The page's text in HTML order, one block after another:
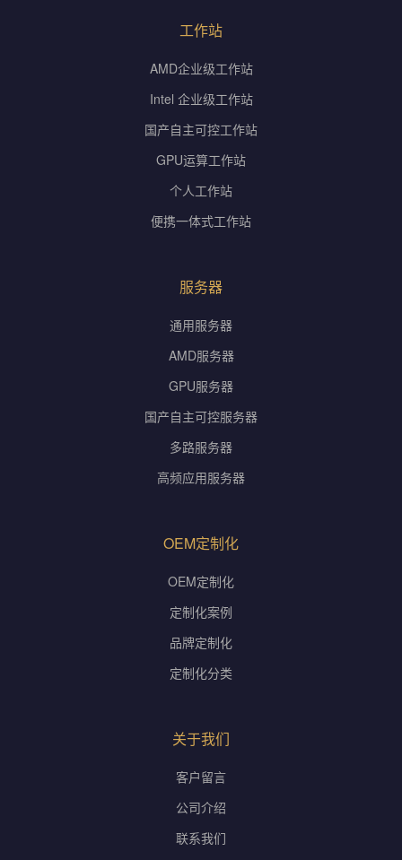
工作站
AMD企业级工作站
Intel 企业级工作站
国产自主可控工作站
GPU运算工作站
个人工作站
便携一体式工作站
服务器
通用服务器
AMD服务器
GPU服务器
国产自主可控服务器
多路服务器
高频应用服务器
OEM定制化
OEM定制化
定制化案例
品牌定制化
定制化分类
关于我们
客户留言
公司介绍
联系我们